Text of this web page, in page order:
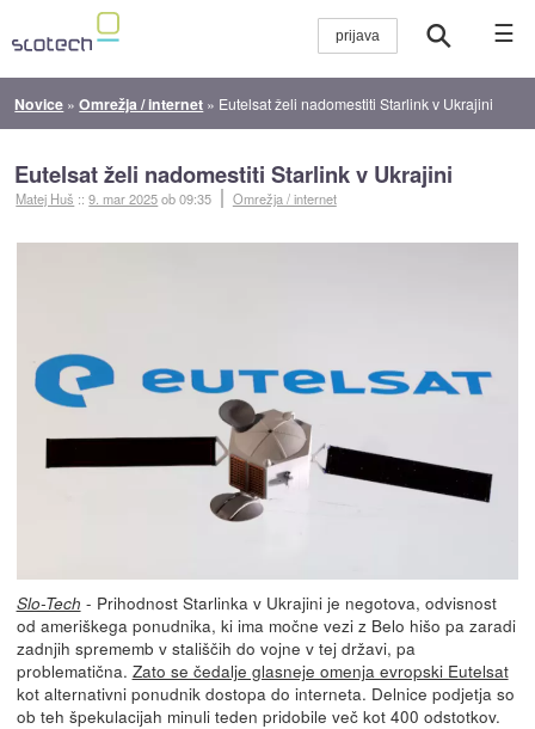
☰
Novice »Omrežja / internet » Eutelsat želi nadomestiti Starlink v Ukrajini
Eutelsat želi nadomestiti Starlink v Ukrajini
Matej Huš ::9. mar 2025ob 09:35 Omrežja / internet
Slo-Tech - Prihodnost Starlinka v Ukrajini je negotova, odvisnost
od ameriškega ponudnika, ki ima močne vezi z Belo hišo pa zaradi
zadnjih sprememb v stališčih do vojne v tej državi, pa
problematična. Zato se čedalje glasneje omenja evropski Eutelsat
kot alternativni ponudnik dostopa do interneta. Delnice podjetja so
ob teh špekulacijah minuli teden pridobile več kot 400 odstotkov.